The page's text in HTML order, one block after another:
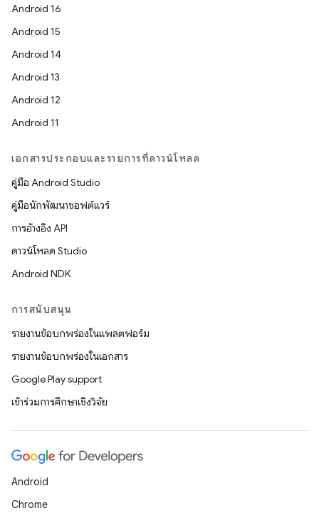
Android 16
Android 15
Android 14
Android 13
Android 12
Android 11
เอกสารประกอบและรายการที่ดาวน์โหลด
คู่มือ Android Studio
คู่มือนักพัฒนาซอฟต์แวร์
การอ้างอิง API
ดาวน์โหลด Studio
Android NDK
การสนับสนุน
รายงานข้อบกพร่องในแพลตฟอร์ม
รายงานข้อบกพร่องในเอกสาร
Google Play support
เข้าร่วมการศึกษาเชิงวิจัย
Android
Chrome